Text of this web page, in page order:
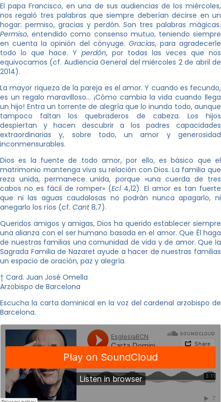
El papa Francisco, en una de sus audiencias de los miércoles,
nos regaló tres palabras que siempre deberían decirse en un
hogar: permiso, gracias y perdón. Son tres palabras mágicas.
Permiso, entendido como consenso mutuo, teniendo siempre
en cuenta la opinión del cónyuge. Gracias, para agradecerle
todo lo que hace. Y perdón, por todas las veces que nos
equivocamos (cf. Audiencia General del miércoles 2 de abril de
2014).
La mayor riqueza de la pareja es el amor. Y cuando es fecundo,
es un regalo maravilloso… ¡Cómo cambia la vida cuando llega
un hijo! Entra un torrente de alegría que lo inunda todo, aunque
tampoco faltan los quebraderos de cabeza. Los hijos
despiertan y hacen descubrir a los padres capacidades
extraordinarias y, sobre todo, un amor y generosidad
inconmensurables.
Dios es la fuente de todo amor, por ello, es básico que el
matrimonio mantenga viva su relación con Dios. La familia que
reza unida, permanece unida, porque «una cuerda de tres
cabos no es fácil de romper» (Ecl4,12). El amor es tan fuerte
que ni las aguas caudalosas no podrán nunca apagarlo, ni
anegarlo los ríos (cf. Cant8,7).
Queridos amigos y amigas, Dios ha querido establecer siempre
una alianza con el ser humano basada en el amor. Que Él haga
de nuestras familias una comunidad de vida y de amor. Que la
Sagrada Familia de Nazaret ayude a hacer de nuestras familias
un espacio de oración, paz y alegría.
† Card. Juan José Omella
Arzobispo de Barcelona
Escucha la carta dominical en la voz del cardenal arzobispo de
Barcelona.